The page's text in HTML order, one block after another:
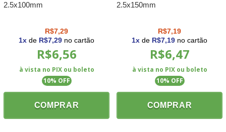
2.5x100mm
R$7,29
1x de R$7,29 no cartão
R$6,56
à vista no PIX ou boleto
10% OFF
COMPRAR
2.5x150mm
R$7,19
1x de R$7,19 no cartão
R$6,47
à vista no PIX ou boleto
10% OFF
COMPRAR